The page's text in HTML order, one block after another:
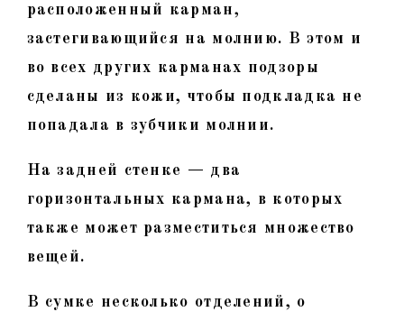
расположенный карман,
застегивающийся на молнию. В этом и
во всех других карманах подзоры
сделаны из кожи, чтобы подкладка не
попадала в зубчики молнии.
На задней стенке — два
горизонтальных кармана, в которых
также может разместиться множество
вещей.
В сумке несколько отделений, о